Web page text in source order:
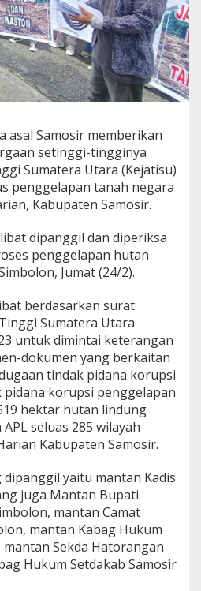
asal Samosir memberikan
setinggi-tingginya
Sumatera Utara (Kejatisu)
penggelapan tanah negara
Kabupaten Samosir.
dipanggil dan diperiksa
penggelapan hutan
Jumat (24/2).
berdasarkan surat
Sumatera Utara
untuk dimintai keterangan
dokumen yang berkaitan
tindak pidana korupsi
korupsi penggelapan
hektar hutan lindung
seluas 285 wilayah
Kabupaten Samosir.
yaitu mantan Kadis
juga Mantan Bupati
mantan Camat
mantan Kabag Hukum
Sekda Hatorangan
Hukum Setdakab Samosir